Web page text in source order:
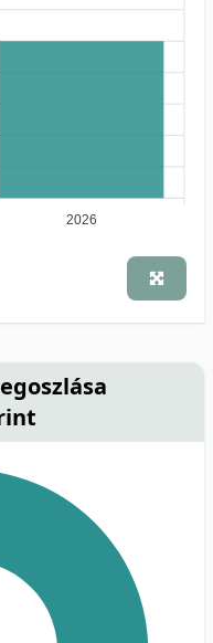
2026